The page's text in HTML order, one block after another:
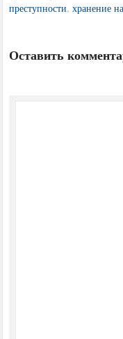
преступности,хранение
Оставить